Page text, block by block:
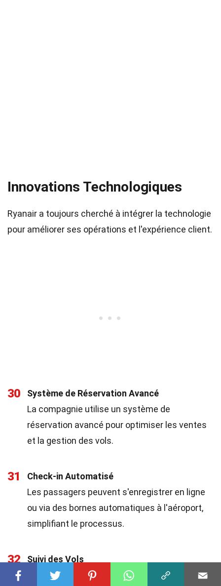
Innovations Technologiques
Ryanair a toujours cherché à intégrer la technologie
pour améliorer ses opérations et l'expérience client.
30
Système de Réservation Avancé
La compagnie utilise un système de
réservation avancé pour optimiser les ventes
et la gestion des vols.
31
Check-in Automatisé
Les passagers peuvent s'enregistrer en ligne
ou via des bornes automatiques à l'aéroport,
simplifiant le processus.
32
Suivi des Vols
Ryanair offre un suivi en temps réel des vols,